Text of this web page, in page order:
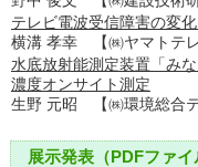
テレビ電波受信障害の変
横溝 孝幸 【㈱ヤマトテレ
水底放射能測定装置「み
濃度オンサイト測定
生野 元昭 【㈱環境総合テ
展示発表（PDFファイ